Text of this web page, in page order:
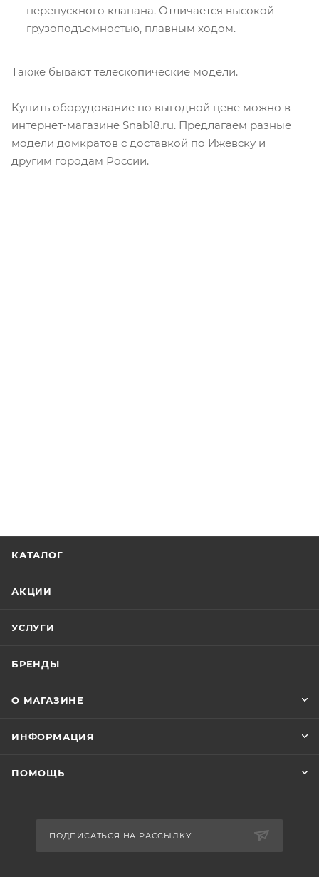
перепускного клапана. Отличается высокой
грузоподъемностью, плавным ходом.
Также бывают телескопические модели.
Купить оборудование по выгодной цене можно в
интернет-магазине Snab18.ru. Предлагаем разные
модели домкратов с доставкой по Ижевску и
другим городам России.
КАТАЛОГ
АКЦИИ
УСЛУГИ
БРЕНДЫ
О МАГАЗИНЕ
ИНФОРМАЦИЯ
ПОМОЩЬ
ПОДПИСАТЬСЯ НА РАССЫЛКУ